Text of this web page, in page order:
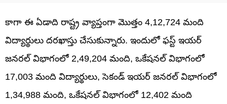
కాగా ఈ ఏడాది రాష్ట్ర వ్యాప్తంగా మొత్తం 4,12,724 మంది
విద్యార్థులు దరఖాస్తు చేసుకున్నారు. ఇందులో ఫస్ట్‌ ఇయర్‌
జనరల్‌ విభాగంలో 2,49,204 మంది, ఒకేషనల్‌ విభాగంలో
17,003 మంది విద్యార్థులు, సెకండ్ ఇయర్‌ జనరల్‌ విభాగంలో
1,34,988 మంది, ఒకేషనల్‌ విభాగంలో 12,402 మంది